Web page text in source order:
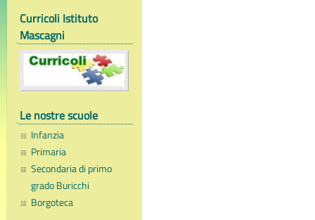
Curricoli Istituto
Mascagni
Le nostre scuole
Infanzia
Primaria
Secondaria di primo
grado Buricchi
Borgoteca